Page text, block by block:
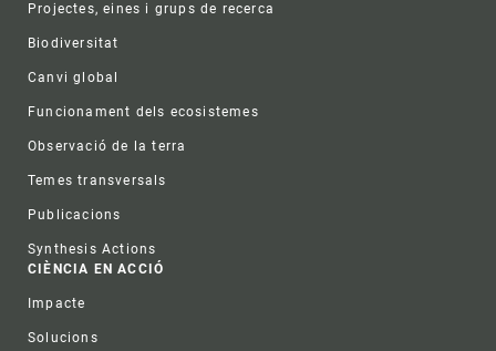
Projectes, eines i grups de recerca
Biodiversitat
Canvi global
Funcionament dels ecosistemes
Observació de la terra
Temes transversals
Publicacions
Synthesis Actions
CIÈNCIA EN ACCIÓ
Impacte
Solucions